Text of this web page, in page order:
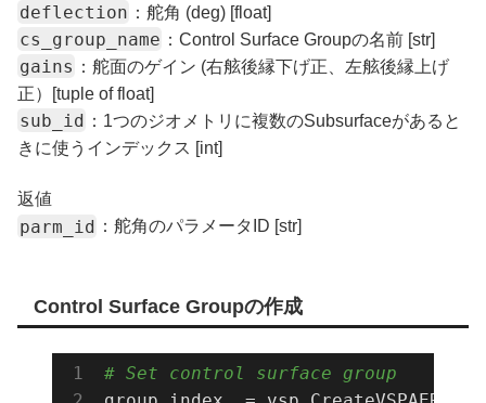
deflection ：舵角 (deg) [float]
cs_group_name ：Control Surface Groupの名前 [str]
gains ：舵面のゲイン (右舷後縁下げ正、左舷後縁上げ
正）[tuple of float]
sub_id ：1つのジオメトリに複数のSubsurfaceがあると
きに使うインデックス [int]
返値
parm_id ：舵角のパラメータID [str]
Control Surface Groupの作成
# Set control surface group